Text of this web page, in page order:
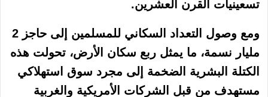
تسعينيات القرن العشرين.
ومع وصول التعداد السكاني للمسلمين إلى حاجز 2
مليار نسمة، ما يمثل ربع سكان الأرض، تحولت هذه
الكتلة البشرية الضخمة إلى مجرد سوق استهلاكي
مستهدف من قبل الشركات الأمريكية والغربية